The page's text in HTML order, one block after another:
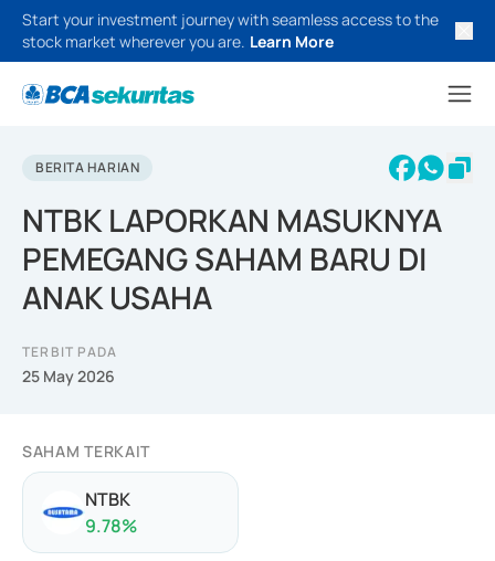
Start your investment journey with seamless access to the
stock market wherever you are. Learn More
BERITA HARIAN
NTBK LAPORKAN MASUKNYA
PEMEGANG SAHAM BARU DI
ANAK USAHA
TERBIT PADA
25 May 2026
SAHAM TERKAIT
NTBK
9.78%